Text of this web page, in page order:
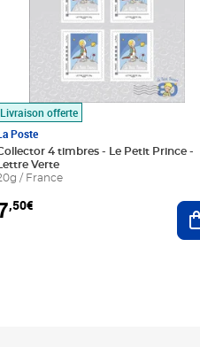
panier
Livraison offerte
Poste
4 timbres - Le Petit Prince -
Lettre Verte
/ France
,50€